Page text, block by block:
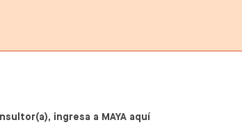
ingresa a MAYA aquí